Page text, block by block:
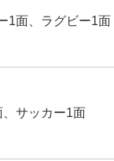
1面、ラグビー1面
サッカー1面